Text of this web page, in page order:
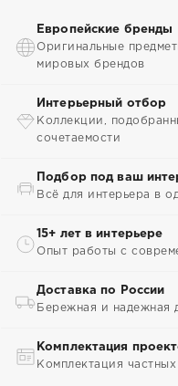
Европейские бренды
Оригинальные
мировых брендов
Интерьерный отбор
Коллекции,
сочетаемости
Подбор под ваш
Всё для интерьера в
15+ лет в интерьере
Опыт работы с
Доставка по России
Бережная и надежная
Комплектация
Комплектация